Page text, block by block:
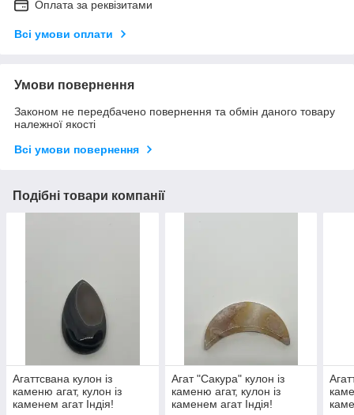
Оплата за реквізитами
Всі умови оплати
Умови повернення
Законом не передбачено повернення та обмін даного товару
належної якості
Всі умови повернення
Подібні товари компанії
Агаттсвана кулон із
каменю агат, кулон із
каменем агат Індія!
Агат "Сакура" кулон із
каменю агат, кулон із
каменем агат Індія!